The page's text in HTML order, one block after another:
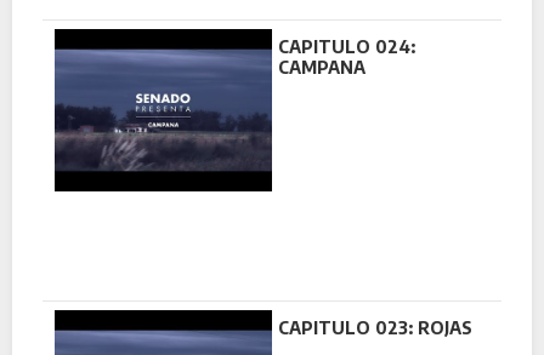
CAPITULO 024:
CAMPANA
CAPITULO 023: ROJAS